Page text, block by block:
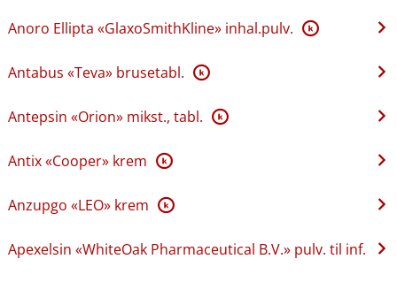
Anoro Ellipta «GlaxoSmithKline» inhal.pulv. K
Antabus «Teva» brusetabl. K
Antepsin «Orion» mikst., tabl. K
Antix «Cooper» krem K
Anzupgo «LEO» krem K
Apexelsin «WhiteOak Pharmaceutical B.V.» pulv. til inf.